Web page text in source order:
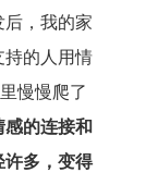
，我的家
持的人用情
慢慢爬了
的连接和
多，变得